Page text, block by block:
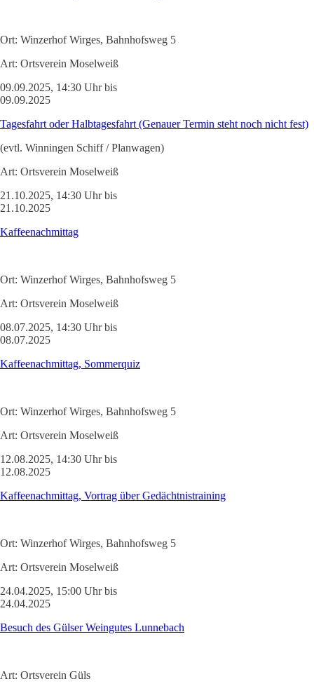
Ort: Winzerhof Wirges, Bahnhofsweg 5
Art: Ortsverein Moselweiß
09.09.2025, 14:30 Uhr bis
09.09.2025
Tagesfahrt oder Halbtagesfahrt (Genauer Termin steht noch nicht fest)
(evtl. Winningen Schiff / Planwagen)
Art: Ortsverein Moselweiß
21.10.2025, 14:30 Uhr bis
21.10.2025
Kaffeenachmittag
Ort: Winzerhof Wirges, Bahnhofsweg 5
Art: Ortsverein Moselweiß
08.07.2025, 14:30 Uhr bis
08.07.2025
Kaffeenachmittag, Sommerquiz
Ort: Winzerhof Wirges, Bahnhofsweg 5
Art: Ortsverein Moselweiß
12.08.2025, 14:30 Uhr bis
12.08.2025
Kaffeenachmittag, Vortrag über Gedächtnistraining
Ort: Winzerhof Wirges, Bahnhofsweg 5
Art: Ortsverein Moselweiß
24.04.2025, 15:00 Uhr bis
24.04.2025
Besuch des Gülser Weingutes Lunnebach
Art: Ortsverein Güls